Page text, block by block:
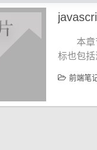
本
标也包
前端笔